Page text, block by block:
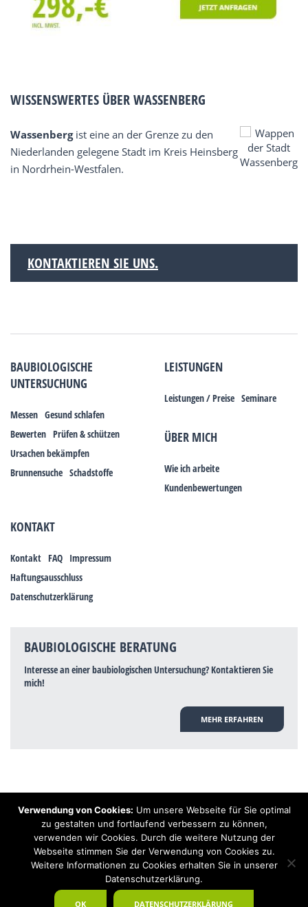
WISSENSWERTES ÜBER WASSENBERG
Wassenbergist eine an der Grenze zu den
Niederlanden gelegene Stadt im Kreis Heinsberg
in Nordrhein-Westfalen.
KONTAKTIEREN SIE UNS.
BAUBIOLOGISCHE
UNTERSUCHUNG
Messen Gesund schlafen
Bewerten Prüfen & schützen
Ursachen bekämpfen
Brunnensuche Schadstoffe
LEISTUNGEN
Leistungen / Preise Seminare
ÜBER MICH
Wie ich arbeite
Kundenbewertungen
KONTAKT
Kontakt FAQ Impressum
Haftungsausschluss
Datenschutzerklärung
BAUBIOLOGISCHE BERATUNG
Interesse an einer baubiologischen Untersuchung? Kontaktieren Sie
mich!
MEHR ERFAHREN
Hinweis: Trotz zahlreicher Studien, die einen Zusammenhang zwischen
Elektrosmog und gesundheitlichen Problemen aufzeigen, ist es von der
praktischen Schulmedizin bisher wissenschaftlich nicht anerkannt, dass
Elektrosmog und Erdstrahlen gesundheitliche Auswirkungen haben können.
Ähnliches galt auch über Jahrzehnte für die Akkupunktur und die
Homöopathie. Sie suchen einen Baubiologen? Baubiologe Baldermnn - Ihr
Spezialist für gesunden Schlaf!
Verwendung von Cookies: Um unsere Webseite für Sie optimal
zu gestalten und fortlaufend verbessern zu können,
verwenden wir Cookies. Durch die weitere Nutzung der
Webseite stimmen Sie der Verwendung von Cookies zu.
Weitere Informationen zu Cookies erhalten Sie in unserer
Datenschutzerklärung.
OK DATENSCHUTZERKLÄRUNG